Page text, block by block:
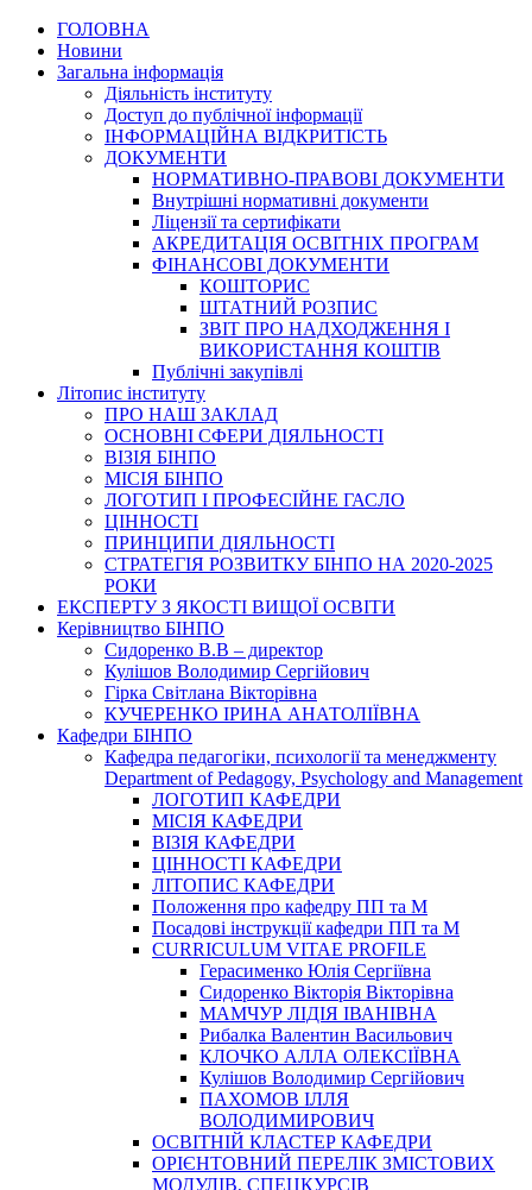
ГОЛОВНА
Новини
Загальна інформація
Діяльність інституту
Доступ до публічної інформації
ІНФОРМАЦІЙНА ВІДКРИТІСТЬ
ДОКУМЕНТИ
НОРМАТИВНО-ПРАВОВІ ДОКУМЕНТИ
Внутрішні нормативні документи
Ліцензії та сертифікати
АКРЕДИТАЦІЯ ОСВІТНІХ ПРОГРАМ
ФІНАНСОВІ ДОКУМЕНТИ
КОШТОРИС
ШТАТНИЙ РОЗПИС
ЗВІТ ПРО НАДХОДЖЕННЯ І
ВИКОРИСТАННЯ КОШТІВ
Публічні закупівлі
Літопис інституту
ПРО НАШ ЗАКЛАД
ОСНОВНІ СФЕРИ ДІЯЛЬНОСТІ
ВІЗІЯ БІНПО
МІСІЯ БІНПО
ЛОГОТИП І ПРОФЕСІЙНЕ ГАСЛО
ЦІННОСТІ
ПРИНЦИПИ ДІЯЛЬНОСТІ
СТРАТЕГІЯ РОЗВИТКУ БІНПО НА 2020-2025
РОКИ
ЕКСПЕРТУ З ЯКОСТІ ВИЩОЇ ОСВІТИ
Керівництво БІНПО
Сидоренко В.В – директор
Кулішов Володимир Сергійович
Гірка Світлана Вікторівна
КУЧЕРЕНКО ІРИНА АНАТОЛІЇВНА
Кафедри БІНПО
Кафедра педагогіки, психології та менеджменту
Department of Pedagogy, Psychology and Management
ЛОГОТИП КАФЕДРИ
МІСІЯ КАФЕДРИ
ВІЗІЯ КАФЕДРИ
ЦІННОСТІ КАФЕДРИ
ЛІТОПИС КАФЕДРИ
Положення про кафедру ПП та М
Посадові інструкції кафедри ПП та М
CURRICULUM VITAE PROFILE
Герасименко Юлія Сергіївна
Сидоренко Вікторія Вікторівна
МАМЧУР ЛІДІЯ ІВАНІВНА
Рибалка Валентин Васильович
КЛОЧКО АЛЛА ОЛЕКСІЇВНА
Кулішов Володимир Сергійович
ПАХОМОВ ІЛЛЯ
ВОЛОДИМИРОВИЧ
ОСВІТНІЙ КЛАСТЕР КАФЕДРИ
ОРІЄНТОВНИЙ ПЕРЕЛІК ЗМІСТОВИХ
МОДУЛІВ, СПЕЦКУРСІВ